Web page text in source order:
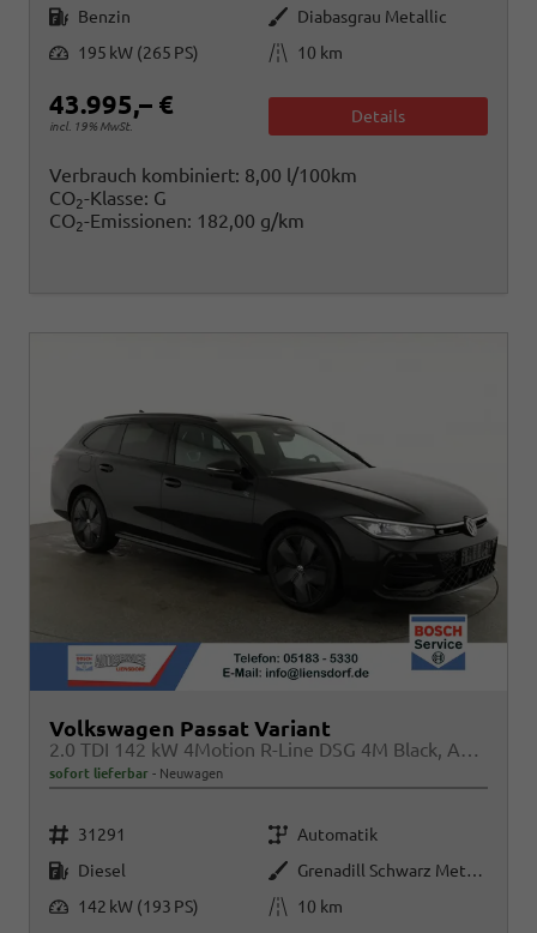
Kraftstoff Benzin Außenfarbe Diabasgrau Metallic
Leistung
195 kW (265 PS) Kilometerstand 10 km
43.995,– €
incl. 19% MwSt.
Details
Verbrauch kombiniert: 8,00 l/100km
CO2-Klasse: G
CO2-Emissionen: 182,00 g/km
Volkswagen Passat Variant
2.0 TDI 142 kW 4Motion R-Line DSG 4M Black, AHK, IQ.Light, HUD, 19-Zoll, AreaView, Navi, Side
sofort lieferbar Neuwagen
Fahrzeugnr. 31291 Getriebe Automatik
Kraftstoff Diesel Außenfarbe
Grenadill Schwarz Metallic
Leistung
142 kW (193 PS) Kilometerstand 10 km